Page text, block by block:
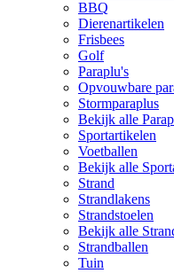
BBQ
Dierenartikelen
Frisbees
Golf
Paraplu's
Opvouwbare
Stormparaplus
Bekijk alle
Sportartikelen
Voetballen
Bekijk alle
Strand
Strandlakens
Strandstoelen
Bekijk alle
Strandballen
Tuin